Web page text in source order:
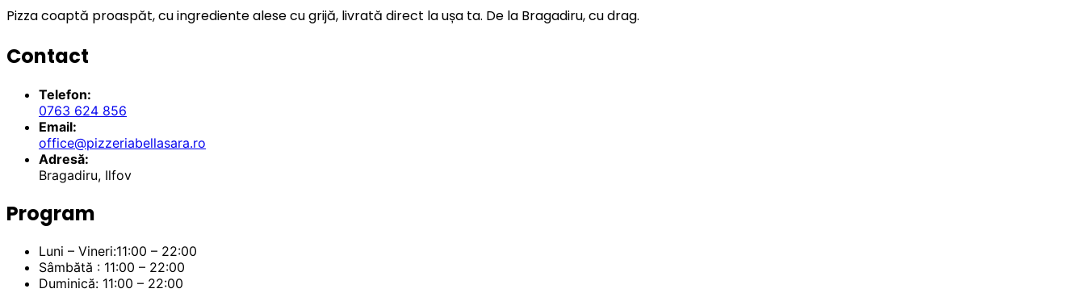
Pizza coaptă proaspăt, cu ingrediente alese cu grijă, livrată direct la ușa ta. De la Bragadiru, cu drag.
Contact
Telefon:
0763 624 856
Email:
office@pizzeriabellasara.ro
Adresă:
Bragadiru, Ilfov
Program
Luni – Vineri:11:00 – 22:00
Sâmbătă : 11:00 – 22:00
Duminică: 11:00 – 22:00